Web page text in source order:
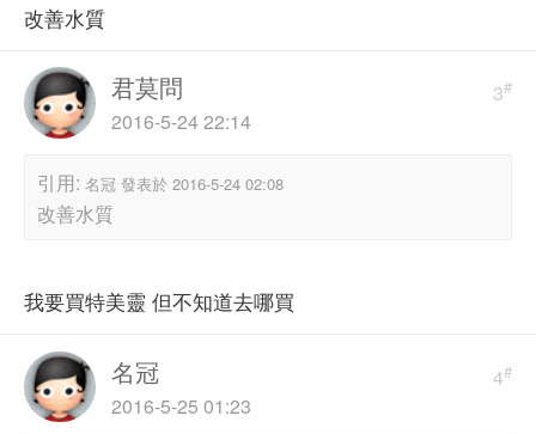
改善水質
3#
君莫問
2016-5-24 22:14
引用: 名冠 發表於 2016-5-24 02:08
改善水質
我要買特美靈 但不知道去哪買
4#
名冠
2016-5-25 01:23